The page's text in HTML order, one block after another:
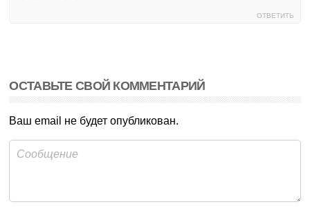
ОТВЕТИТЬ
ОСТАВЬТЕ СВОЙ КОММЕНТАРИЙ
Ваш email не будет опубликован.